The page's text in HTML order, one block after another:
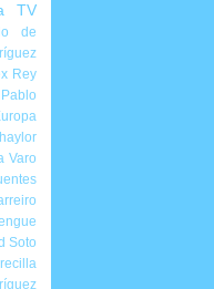
TV
de
Rey
Pablo
Varo
Soto